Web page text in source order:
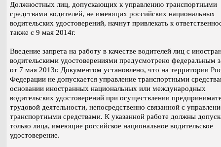
Должностных лиц, допускающих к управлению транспортными
средствами водителей, не имеющих российских национальных
водительских удостоверений, начнут привлекать к
также с 9 мая 2014г.
Введение запрета на работу в качестве водителей лиц с
водительскими удостоверениями предусмотрено федеральным
от 7 мая 2013г. Документом установлено, что на территории
Федерации не допускается управление транспортными
основании иностранных национальных или международных
водительских удостоверений при осуществлении
трудовой деятельности, непосредственно связанной с
транспортными средствами. К указанной работе должны
только лица, имеющие российское национальное водительское
удостоверение.